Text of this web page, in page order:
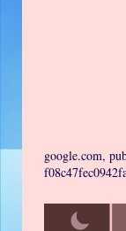
google.com,